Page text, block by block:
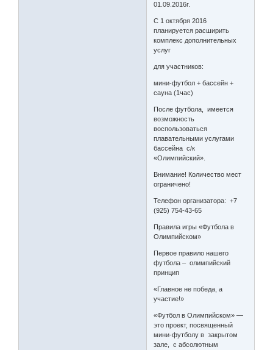
01.09.2016г.
С 1 октября 2016
планируется расширить
комплекс дополнительных
услуг
для участников:
мини-футбол + бассейн +
сауна (1час)
После футбола, имеется
возможность
воспользоваться
плавательными услугами
бассейна с/к
«Олимпийский».
Внимание! Количество мест
ограничено!
Телефон организатора: +7
(925) 754-43-65
Правила игры «Футбола в
Олимпийском»
Первое правило нашего
футбола – олимпийский
принцип
«Главное не победа, а
участие!»
«Футбол в Олимпийском» —
это проект, посвященный
мини-футболу в закрытом
зале, с абсолютным